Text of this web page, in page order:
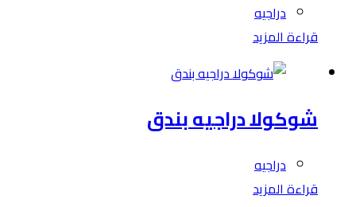
دراجيه
قراءة المزيد
شوكولا دراجيه بندق
دراجيه
قراءة المزيد